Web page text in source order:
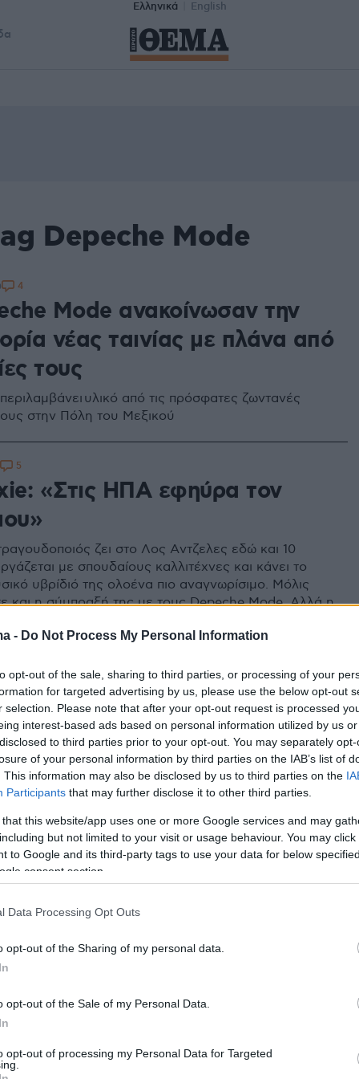
- Do Not Process My Personal Information
opt-out of the sale, sharing to third parties, or processing of your
for targeted advertising by us, please use the below opt-out
selection. Please note that after your opt-out request is processed
interest-based ads based on personal information utilized by us
to third parties prior to your opt-out. You may separately
of your personal information by third parties on the IAB’s list of
This information may also be disclosed by us to third parties on the
Participants that may further disclose it to other third parties.
that this website/app uses one or more Google services and may
but not limited to your visit or usage behaviour. You may
to Google and its third-party tags to use your data for below
consent section.
Data Processing Opt Outs
opt-out of the Sharing of my personal data.
opt-out of the Sale of my Personal Data.
opt-out of processing my Personal Data for Targeted
Ελληνικά English
Depeche Mode
Mode ανακοίνωσαν την
νέας ταινίας με πλάνα από
τους
υλικό από τις πρόσφατες ζωντανές
στην Πόλη του Μεξικού
4
«Στις ΗΠΑ εφηύρα τον
ζει στο Λος Aντζελες εδώ και 10
με σπουδαίους καλλιτέχνες και κάνει το
υβρίδιό της ολοένα πιο αναγνωρίσιμο. Μόλις
και η σύμπραξή της με τους Depeche Mode. Αλλά η
5
Mode κάνουν δυναμική
με νέο άλμπουμ και
περιοδεία
τους γράφτηκαν κατά την πρώτη φάση της
έχουν αντίστοιχες επιρροές
το καινούργιο τραγούδι των
Mode
2
ο Άντι Φλέτσερ των Depeche
τα ιδρυτικά μέλη του συγκροτήματος και παρέμενε